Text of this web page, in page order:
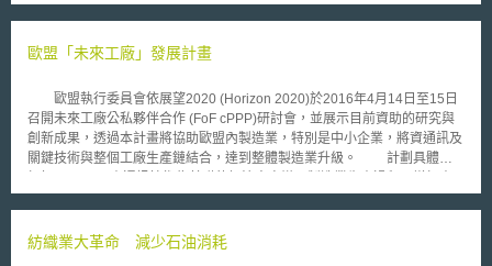
質疑，目前不僅計有福島?矢祭町、東京都杉並?、?立市三處地方政府暫緩
「居民基本資料網路」（「住民基本台帳 ?????? 」；「住基 ??? 」）侵
府、地方政府及掌理該網路的財團法人地方自治資訊中心（財?法人地方自
治情報 ???? ； Local Authorities Systems Development Center, LASDEC
）應負擔合計每人 22 萬日圓的損害賠償。 對此，金?地方法院首先作
成判決（ 2005 年 5 月 30 日），雖駁回原告方面的損害賠償請求，不過移
除已登錄資料部分則判命原告勝訴。該院認為，「隱私」及「便利」之間究
率為由逕為取捨。然時隔一日（ 2005 年 5 月 31 日），名古屋地方法院卻
護措施，個人隱私不至於輕易遭受侵害，原告方面的兩項請求均應予以駁
歐盟「未來工廠」發展計畫
歐盟執行委員會依展望2020 (Horizon 2020)於2016年4月14日至15日
召開未來工廠公私夥伴合作 (FoF cPPP)研討會，並展示目前資助的研究與
創新成果，透過本計畫將協助歐盟內製造業，特別是中小企業，將資通訊及
關鍵技術與整個工廠生產鏈結合，達到整體製造業升級。 計劃具體目
品獨特性、多樣化、可大規模生產，及保有高度靈活性，以迅速反應瞬息萬
計、成型、模擬實作及預測分析，提升工作效率。(3)改善整合生產環境的
紡織業大革命 減少石油消耗